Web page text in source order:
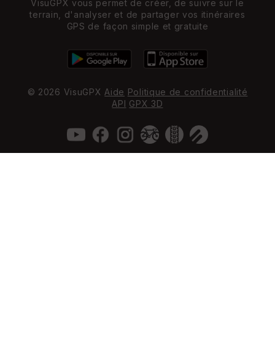
VisuGPX vous permet de créer, de suivre sur le
terrain, d'analyser et de partager vos itinéraires
GPS de façon simple et gratuite
© 2026 VisuGPX Aide Politique de confidentialité
API GPX 3D